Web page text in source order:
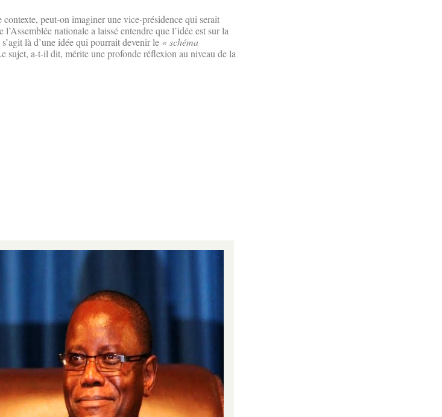
peut-on imaginer une vice-présidence qui serait
nationale a laissé entendre que l’idée est sur la
là d’une idée qui pourrait devenir le « schéma
sujet, a-t-il dit, mérite une profonde réflexion au niveau de la